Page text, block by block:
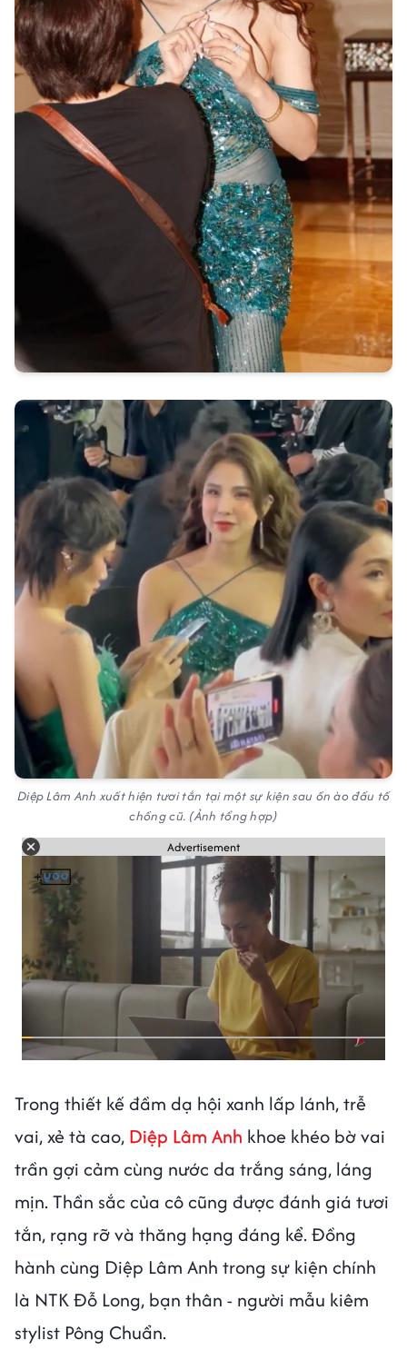
Diệp Lâm Anh xuất hiện tươi tắn tại một sự kiện sau ồn ào đấu tố
chồng cũ. (Ảnh tổng hợp)
Advertisement
Trong thiết kế đầm dạ hội xanh lấp lánh, trễ
vai, xẻ tà cao, Diệp Lâm Anh khoe khéo bờ vai
trần gợi cảm cùng nước da trắng sáng, láng
mịn. Thần sắc của cô cũng được đánh giá tươi
tắn, rạng rỡ và thăng hạng đáng kể. Đồng
hành cùng Diệp Lâm Anh trong sự kiện chính
là NTK Đỗ Long, bạn thân - người mẫu kiêm
stylist Pông Chuẩn.